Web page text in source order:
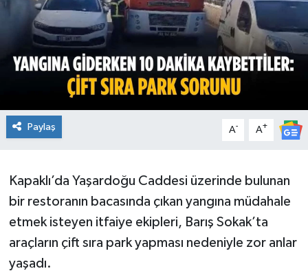
Paylaş A- A+
Kapaklı’da Yaşardoğu Caddesi üzerinde bulunan
bir restoranın bacasında çıkan yangına müdahale
etmek isteyen itfaiye ekipleri, Barış Sokak’ta
araçların çift sıra park yapması nedeniyle zor anlar
yaşadı.
Teknoloji
Yaşam